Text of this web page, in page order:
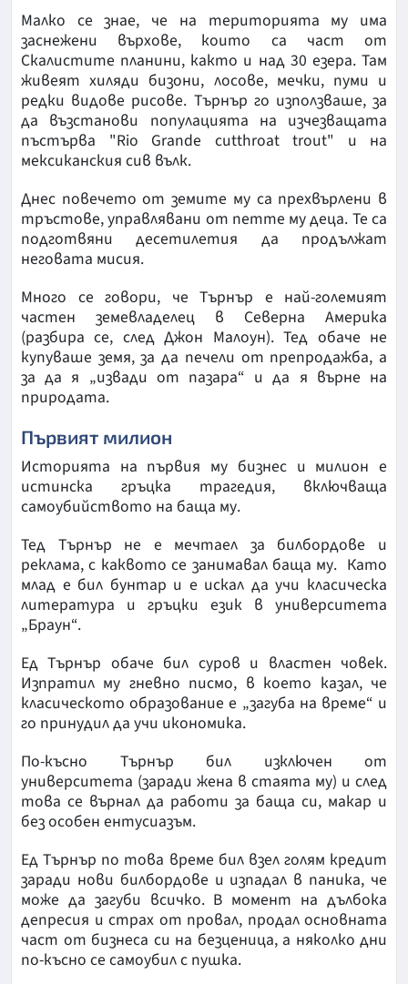
Малко се знае, че на територията му има
заснежени върхове, които са част от
Скалистите планини, както и над 30 езера. Там
живеят хиляди бизони, лосове, мечки, пуми и
редки видове рисове. Търнър го използваше, за
да възстанови популацията на изчезващата
пъстърва "Rio Grande cutthroat trout" и на
мексиканския сив вълк.
Днес повечето от земите му са прехвърлени в
тръстове, управлявани от петте му деца. Те са
подготвяни десетилетия да продължат
неговата мисия.
Много се говори, че Търнър е най-големият
частен земевладелец в Северна Америка
(разбира се, след Джон Малоун). Тед обаче не
купуваше земя, за да печели от препродажба, а
за да я „извади от пазара“ и да я върне на
природата.
Първият милион
Историята на първия му бизнес и милион е
истинска гръцка трагедия, включваща
самоубийството на баща му.
Тед Търнър не е мечтаел за билбордове и
реклама, с каквото се занимавал баща му. Като
млад е бил бунтар и е искал да учи класическа
литература и гръцки език в университета
„Браун“.
Ед Търнър обаче бил суров и властен човек.
Изпратил му гневно писмо, в което казал, че
класическото образование е „загуба на време“ и
го принудил да учи икономика.
По-късно Търнър бил изключен от
университета (заради жена в стаята му) и след
това се върнал да работи за баща си, макар и
без особен ентусиазъм.
Ед Търнър по това време бил взел голям кредит
заради нови билбордове и изпадал в паника, че
може да загуби всичко. В момент на дълбока
депресия и страх от провал, продал основната
част от бизнеса си на безценица, а няколко дни
по-късно се самоубил с пушка.